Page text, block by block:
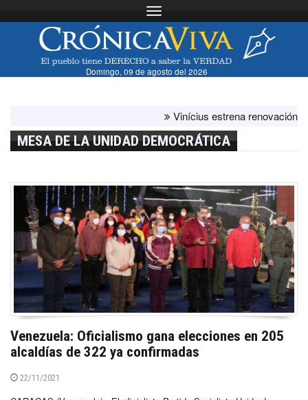
Toggle navigation
Domingo, 09 de agosto del 2026
Vinícius estrena renovación con el
MESA DE LA UNIDAD DEMOCRÁTICA
Venezuela: Oficialismo gana elecciones en 205
alcaldías de 322 ya confirmadas
22/11/2021